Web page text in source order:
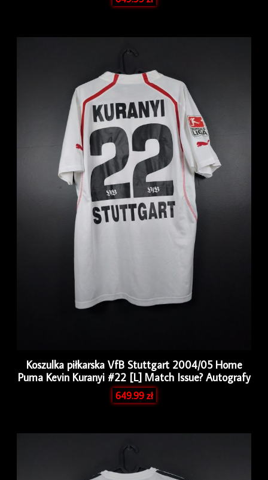
Koszulka piłkarska VfB Stuttgart 2004/05 Home
Puma Kevin Kuranyi #22 [L] Match Issue? Autografy
649.99zł